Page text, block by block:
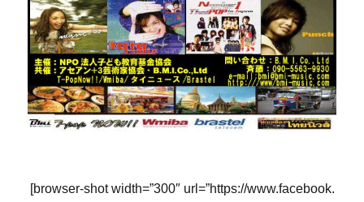
[browser-shot width=”300″ url=”https://www.facebook.